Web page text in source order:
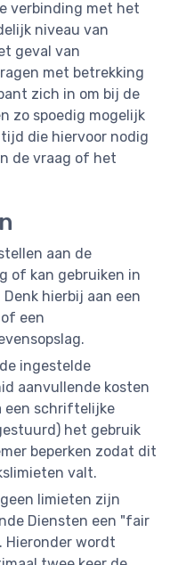
verbinding met het
niveau van
geval van
met betrekking
zich in om bij de
zo spoedig mogelijk
die hiervoor nodig
de vraag of het
aan de
of kan gebruiken in
hierbij aan een
een
ingestelde
aanvullende kosten
een schriftelijke
het gebruik
beperken zodat dit
valt.
limieten zijn
Diensten een "fair
Hieronder wordt